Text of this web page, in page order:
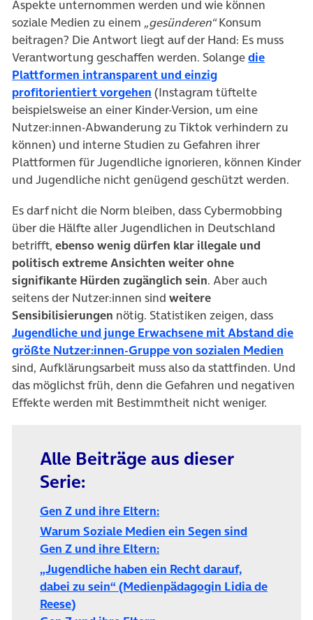
Aspekte unternommen werden und wie können
soziale Medien zu einem „gesünderen“Konsum
beitragen? Die Antwort liegt auf der Hand: Es muss
Verantwortung geschaffen werden. Solangedie
Plattformen intransparent und einzig
profitorientiert vorgehen (öffnet in neuem Tab)
(Instagram tüftelte
beispielsweise an einer Kinder-Version, um eine
Nutzer:innen-Abwanderung zu Tiktok verhindern zu
können) und interne Studien zu Gefahren ihrer
Plattformen für Jugendliche ignorieren, können Kinder
und Jugendliche nicht genügend geschützt werden.
Es darf nicht die Norm bleiben, dass Cybermobbing
über die Hälfte aller Jugendlichen in Deutschland
betrifft, ebenso wenig dürfen klar illegale und
politisch extreme Ansichten weiter ohne
signifikante Hürden zugänglich sein. Aber auch
seitens der Nutzer:innen sind weitere
Sensibilisierungen nötig. Statistiken zeigen, dass
Jugendliche und junge Erwachsene mit Abstand die
größte Nutzer:innen-Gruppe von sozialen Medien
sind, Aufklärungsarbeit muss also da stattfinden. Und
das möglichst früh, denn die Gefahren und negativen
Effekte werden mit Bestimmtheit nicht weniger.
Alle Beiträge aus dieser
Serie:
Gen Z und ihre Eltern:
Warum Soziale Medien ein Segen sind
Gen Z und ihre Eltern:
„Jugendliche haben ein Recht darauf,
dabei zu sein“ (Medienpädagogin Lidia de
Reese)